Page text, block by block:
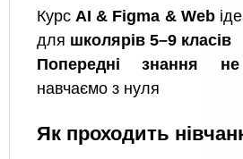
КурсAI & Figma & Web
для школярів 5–9 класів
Попередні знання не
навчаємо з нуля
Як проходить